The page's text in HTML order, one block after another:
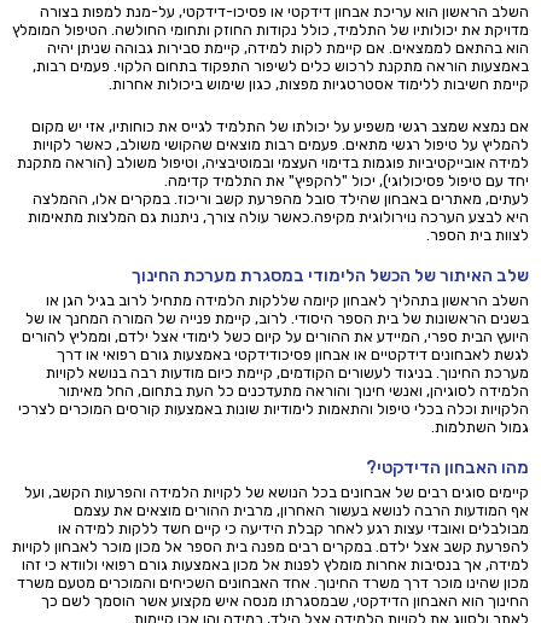
השלב הראשון הוא עריכת אבחון דידקטי או פסיכו-דידקטי, על-מנת למפות בצורה
מדויקת את יכולותיו של התלמיד, כולל נקודות החוזק ותחומי החולשה. הטיפול המומלץ
הוא בהתאם לממצאים. אם קיימת לקות למידה, קיימת סבירות גבוהה שניתן יהיה
באמצעות הוראה מתקנת לרכוש כלים לשיפור התפקוד בתחום הלקוי. פעמים רבות,
קיימת חשיבות ללימוד אסטרטגיות מפצות, כגון שימוש ביכולות אחרות.
אם נמצא שמצב רגשי משפיע על יכולתו של התלמיד לגייס את כוחותיו, אזי יש מקום
להמליץ על טיפול רגשי מתאים. פעמים רבות מוצאים שהקושי משולב, כאשר לקויות
למידה אובייקטיביות פוגמות בדימוי העצמי ובמוטיבציה, וטיפול משולב (הוראה מתקנת
יחד עם טיפול פסיכולוגי), יכול "להקפיץ" את התלמיד קדימה.
לעתים, מאתרים באבחון שהילד סובל מהפרעת קשב וריכוז. במקרים אלו, ההמלצה
היא לבצע הערכה נוירולוגית מקיפה.כאשר עולה צורך, ניתנות גם המלצות מתאימות
לצוות בית הספר.
שלב האיתור של הכשל הלימודי במסגרת מערכת החינוך
השלב הראשון בתהליך לאבחון קיומה שללקות הלמידה מתחיל לרוב בגיל הגן או
בשנים הראשונות של בית הספר היסודי. לרוב, קיימת פנייה של המורה המחנך או של
היועץ הבית ספרי, המיידע את ההורים על קיום כשל לימודי אצל ילדם, וממליץ להורים
לגשת לאבחונים דידקטיים או אבחון פסיכודידקטי באמצעות גורם רפואי או דרך
מערכת החינוך. בניגוד לעשורים הקודמים, קיימת כיום מודעות רבה בנושא לקויות
הלמידה לסוגיהן, ואנשי חינוך והוראה מתעדכנים כל העת בתחום, החל מאיתור
הלקויות וכלה בכלי טיפול והתאמות לימודיות שונות באמצעות קורסים המוכרים לצרכי
גמול השתלמות.
מהו האבחון הדידקטי?
קיימים סוגים רבים של אבחונים בכל הנושא של לקויות הלמידה והפרעות הקשב, ועל
אף המודעות הרבה לנושא בעשור האחרון, מרבית ההורים מוצאים את עצמם
מבולבלים ואובדי עצות רגע לאחר קבלת הידיעה כי קיים חשד ללקות למידה או
להפרעת קשב אצל ילדם. במקרים רבים מפנה בית הספר אל מכון מוכר לאבחון לקויות
למידה, אך בנסיבות אחרות מומלץ לפנות אל מכון באמצעות גורם רפואי ולוודא כי זהו
מכון שהינו מוכר דרך משרד החינוך. אחד האבחונים השכיחים והמוכרים מטעם משרד
החינוך הוא האבחון הדידקטי, שבמסגרתו מנסה איש מקצוע אשר הוסמך לשם כך
לאתר ולסווג את לקויות הלמידה אצל הילד, במידה והן אכן קיימות.